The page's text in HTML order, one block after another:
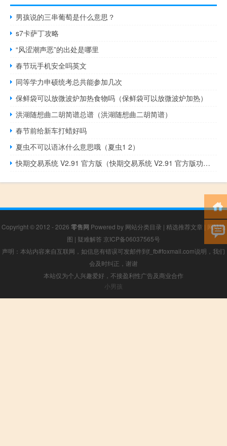
男孩说的三串葡萄是什么意思？
s7卡萨丁攻略
“风涩潮声恶”的出处是哪里
春节玩手机安全吗英文
同等学力申硕统考总共能参加几次
保鲜袋可以放微波炉加热食物吗（保鲜袋可以放微波炉加热）
洪湖随想曲二胡简谱总谱（洪湖随想曲二胡简谱）
春节前给新车打蜡好吗
夏虫不可以语冰什么意思哦（夏虫1 2）
快期交易系统 V2.91 官方版（快期交易系统 V2.91 官方版功能简介）
Copyright © 2012 - 2026 零售网 Powered by 网站分类目录 | 精选推荐文章 | 网站地
图 | 疑难解答 京ICP备06037565号
声明：本站内容来自互联网，如信息有错误可发邮件到f_fb#foxmail.com说明，我们
会及时纠正，谢谢
本站仅为个人兴趣爱好，不接盈利性广告及商业合作
小男孩